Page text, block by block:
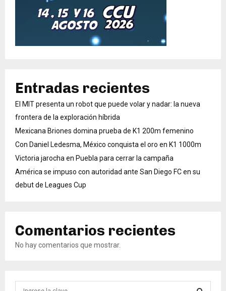
Entradas recientes
El MIT presenta un robot que puede volar y nadar: la nueva
frontera de la exploración híbrida
Mexicana Briones domina prueba de K1 200m femenino
Con Daniel Ledesma, México conquista el oro en K1 1000m
Victoria jarocha en Puebla para cerrar la campaña
América se impuso con autoridad ante San Diego FC en su
debut de Leagues Cup
Comentarios recientes
No hay comentarios que mostrar.